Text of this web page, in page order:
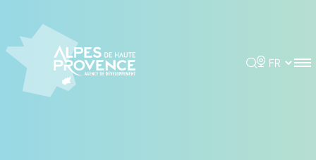
Rechercher
Choisir la